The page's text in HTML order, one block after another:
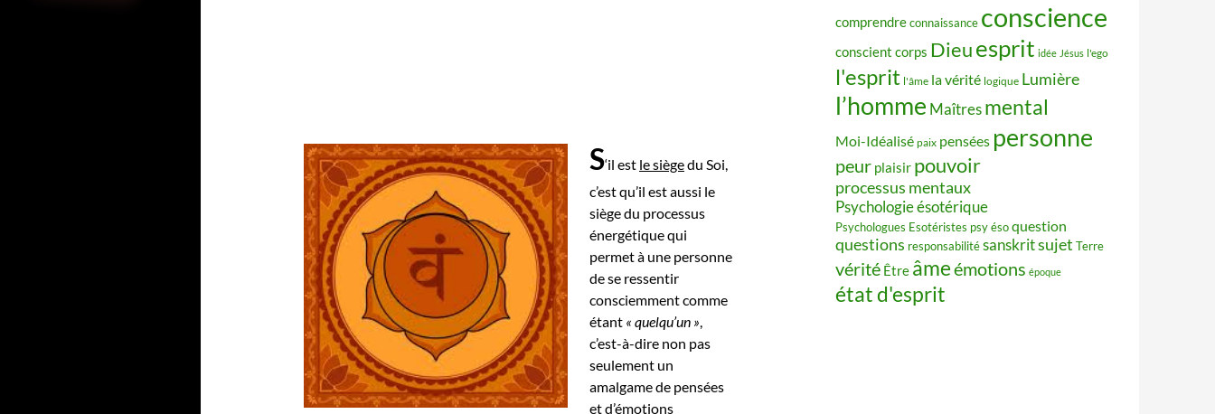
S‘il est le siègedu Soi,
c’est qu’il est aussi le
siège du processus
énergétique qui
permet à une personne
de se ressentir
consciemment comme
étant « quelqu’un »,
c’est-à-dire non pas
seulement un
amalgame de pensées
et d’émotions
comprendreconnaissance conscience
conscient corps Dieuesprit idée Jésus l'ego
l'esprit l'âme la vérité logique Lumière
l’homme Maîtres mental
Moi-Idéalisé paix pensées personne
peur plaisir pouvoir
processus mentaux
Psychologie ésotérique
Psychologues Esotéristes psy ésoquestion
questions responsabilitésanskritsujet Terre
vérité Être âmeémotions époque
état d'esprit